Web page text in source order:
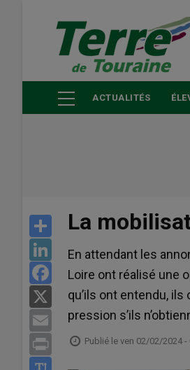
principal
ACTUALITÉS
Share
LinkedIn
Facebook
Email
Print
La
En attendant les
Loire ont réalisé une
qu’ils ont entendu,
pression s’ils
Publié le ven 02/02/2024 -